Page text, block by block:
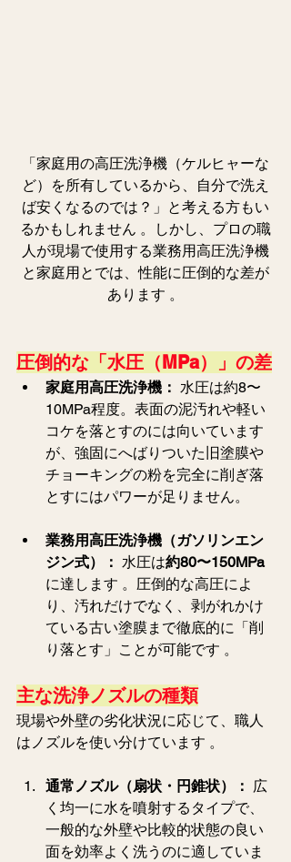
「家庭用の高圧洗浄機（ケルヒャーな
ど）を所有しているから、自分で洗え
ば安くなるのでは？」と考える方もい
るかもしれません 。しかし、プロの職
人が現場で使用する業務用高圧洗浄機
と家庭用とでは、性能に圧倒的な差が
あります 。
圧倒的な「水圧（MPa）」の差
家庭用高圧洗浄機： 水圧は約8〜
10MPa程度。表面の泥汚れや軽い
コケを落とすのには向いています
が、強固にへばりついた旧塗膜や
チョーキングの粉を完全に削ぎ落
とすにはパワーが足りません。
業務用高圧洗浄機（ガソリンエン
ジン式）： 水圧は約80〜150MPa
に達します 。圧倒的な高圧によ
り、汚れだけでなく、剥がれかけ
ている古い塗膜まで徹底的に「削
り落とす」ことが可能です 。
主な洗浄ノズルの種類
現場や外壁の劣化状況に応じて、職人
はノズルを使い分けています 。
通常ノズル（扇状・円錐状）： 広
く均一に水を噴射するタイプで、
一般的な外壁や比較的状態の良い
面を効率よく洗うのに適していま